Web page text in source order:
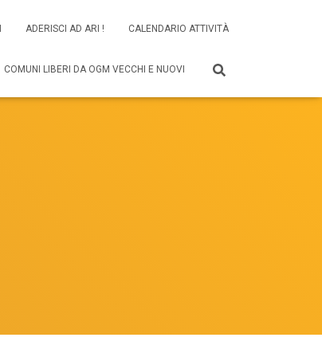
ADERISCI AD ARI ! CALENDARIO ATTIVITÀ
COMUNI LIBERI DA OGM VECCHI E NUOVI